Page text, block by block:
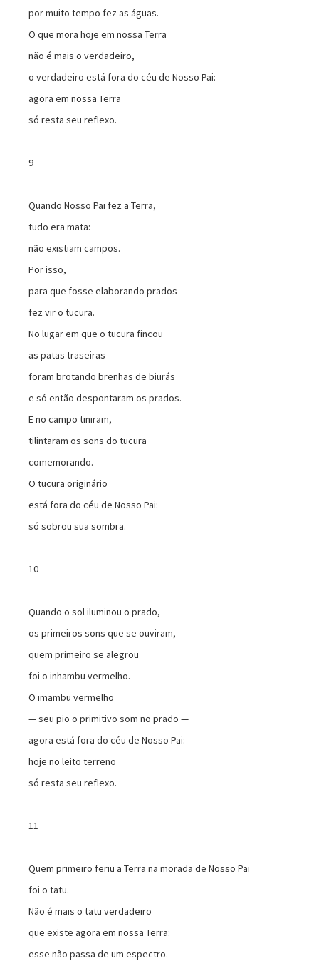
por muito tempo fez as águas.
O que mora hoje em nossa Terra
não é mais o verdadeiro,
o verdadeiro está fora do céu de Nosso Pai:
agora em nossa Terra
só resta seu reflexo.
9
Quando Nosso Pai fez a Terra,
tudo era mata:
não existiam campos.
Por isso,
para que fosse elaborando prados
fez vir o tucura.
No lugar em que o tucura fincou
as patas traseiras
foram brotando brenhas de biurás
e só então despontaram os prados.
E no campo tiniram,
tilintaram os sons do tucura
comemorando.
O tucura originário
está fora do céu de Nosso Pai:
só sobrou sua sombra.
10
Quando o sol iluminou o prado,
os primeiros sons que se ouviram,
quem primeiro se alegrou
foi o inhambu vermelho.
O imambu vermelho
— seu pio o primitivo som no prado —
agora está fora do céu de Nosso Pai:
hoje no leito terreno
só resta seu reflexo.
11
Quem primeiro feriu a Terra na morada de Nosso Pai
foi o tatu.
Não é mais o tatu verdadeiro
que existe agora em nossa Terra:
esse não passa de um espectro.